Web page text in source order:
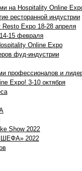
на Hospitality Online
ресторанной индустрии
Resto Expo 18-28 апреля
15 февраля
Online Expo
фуд-индустрии
профессионалов и
Expo! 3-10 октября
Show 2022
ШЕФА» 2022